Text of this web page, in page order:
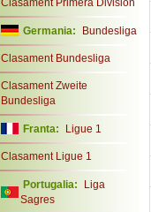
Clasament Primera Division
Germania: Bundesliga
Clasament Bundesliga
Clasament Zweite
Bundesliga
Franta: Ligue 1
Clasament Ligue 1
Portugalia:
Liga
Sagres